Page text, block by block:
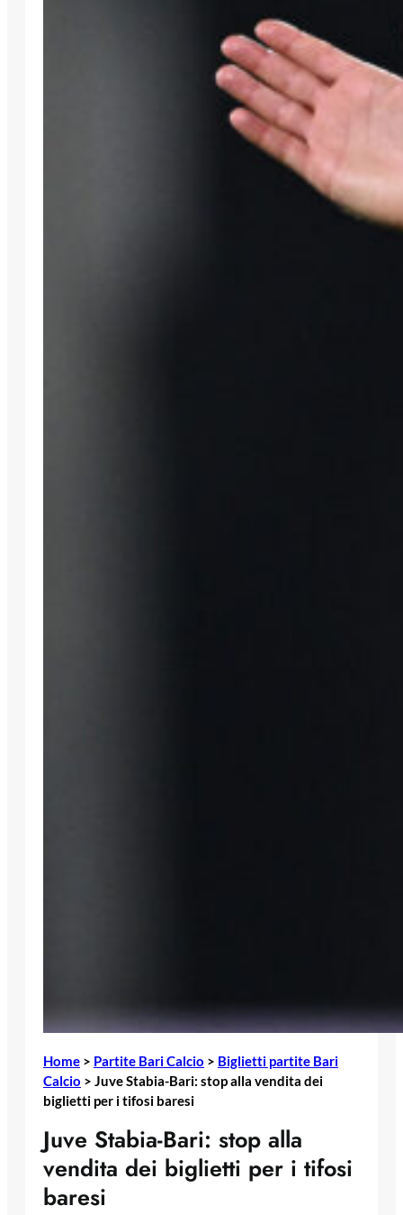
Home > Partite Bari Calcio > Biglietti partite Bari
Calcio > Juve Stabia-Bari: stop alla vendita dei
biglietti per i tifosi baresi
Juve Stabia-Bari: stop alla
vendita dei biglietti per i tifosi
baresi